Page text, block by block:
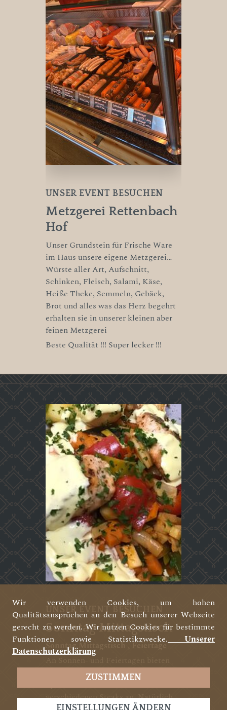
UNSER EVENT BESUCHEN
Metzgerei Rettenbach
Hof
Unser Grundstein für Frische Ware
im Haus unsere eigene Metzgerei…
Würste aller Art, Aufschnitt,
Schinken, Fleisch, Salami, Käse,
Heiße Theke, Semmeln, Gebäck,
Brot und alles was das Herz begehrt
erhalten sie in unserer kleinen aber
feinen Metzgerei
Beste Qualität !!! Super lecker !!!
UNSER EVENT BESUCHEN
Sonntag Mittagstisch
Sonntag Mittagstisch , Feiertage
wir Ihnen eine reichhaltige
verschiedenen Steaks an. Natürlich
Wir verwenden Cookies, um hohen
Qualitätsansprüchen an den Besuch unserer Webseite
gerecht zu werden. Wir nutzen Cookies für bestimmte
Funktionen sowie Statistikzwecke.Unserer
Datenschutzerklärung
EINSTELLUNGEN ÄNDERN
ZUSTIMMEN